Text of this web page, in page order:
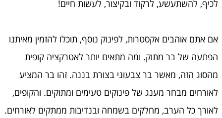
לכיף, להשתעשע, לרקוד ובקיצור, לעשות חיים!
אם אתם אוהבים אקסטרות, לפינוק נוסף, תוכלו להזמין מאיתנו
הפתעה של בר מתוק. ומה מתאים יותר לאטרקציה קופית
מהסוג הזה, מאשר בר צבעוני בצורת בננה. זהו בר המציע
לאורחים מבחר מענג של פינוקים טעימים ומתוקים. והקופים,
לאורך כל הערב, מחלקים בשמחה ובנדיבות ממתקים לאורחים.